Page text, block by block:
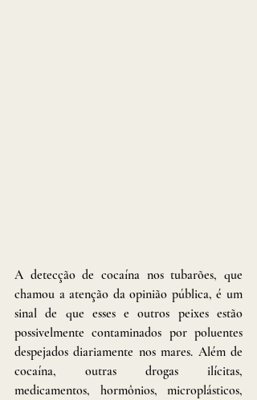
A detecção de cocaína nos tubarões, que
chamou a atenção da opinião pública, é um
sinal de que esses e outros peixes estão
possivelmente contaminados por poluentes
despejados diariamente nos mares. Além de
cocaína, outras drogas ilícitas,
medicamentos, hormônios, microplásticos,